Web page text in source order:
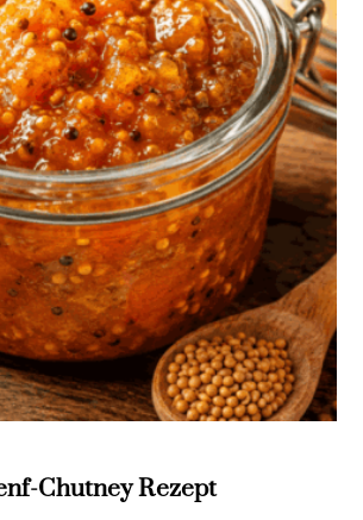
Chutney Rezept